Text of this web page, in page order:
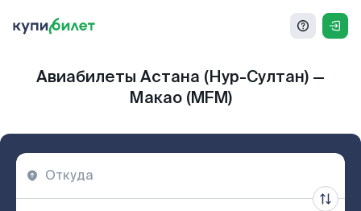
Авиабилеты Астана (Нур-Султан) —
Макао (MFM)